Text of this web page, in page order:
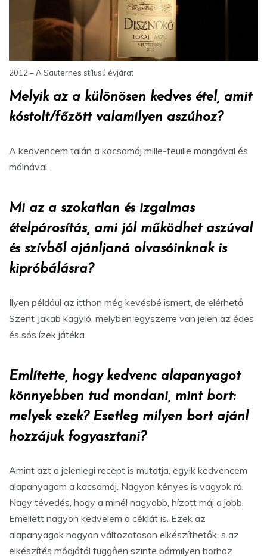
2012 – A Sauternes stílusú évjárat
Melyik az a különösen kedves étel, amit
kóstolt/főzött valamilyen aszúhoz?
A kedvencem talán a kacsamáj mille-feuille mangóval és
málnával.
Mi az a szokatlan és izgalmas
ételpárosítás, ami jól működhet aszúval
és szívből ajánljaná olvasóinknak is
kipróbálásra?
Ilyen például az itthon még kevésbé ismert, de elérhető
Szent Jakab kagyló, melyben egyszerre van jelen az édes
és sós ízek játéka.
Említette, hogy kedvenc alapanyagot
könnyebben tud mondani, mint bort:
melyek ezek? Esetleg milyen bort ajánl
hozzájuk fogyasztani?
Amint azt a jelenlegi recept is mutatja, egyik kedvencem
alapanyagom a kacsamáj. Nagyon kényes is vagyok rá.
Nagy tévedés, hogy a minél nagyobb, hízott máj a jobb.
Emellett nagyon kedvelem a céklát is. Ezek az
alapanyagok nagyon változatosan elkészíthetők, s az
elkészítés módjától függően szinte bármilyen borhoz